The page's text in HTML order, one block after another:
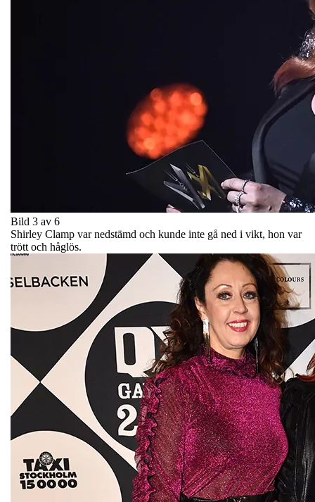
Bild 3 av 6
Shirley Clamp var nedstämd och kunde inte gå ned i vikt, hon var
trött och håglös.